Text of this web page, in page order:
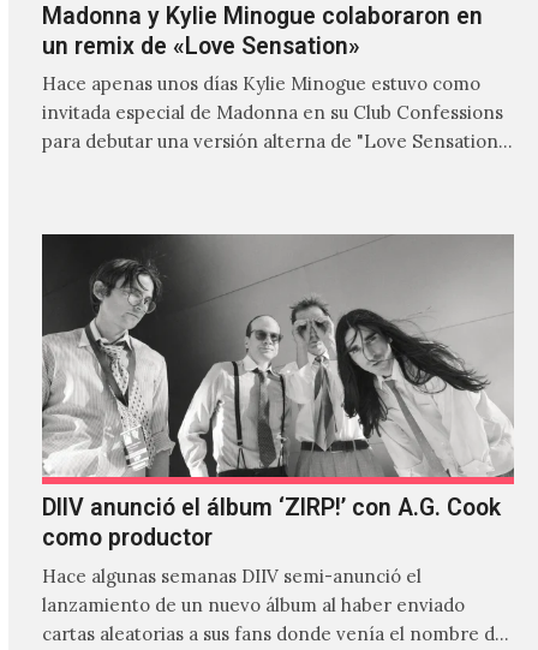
Madonna y Kylie Minogue colaboraron en
un remix de «Love Sensation»
Hace apenas unos días Kylie Minogue estuvo como
invitada especial de Madonna en su Club Confessions
para debutar una versión alterna de "Love Sensation",
DIIV anunció el álbum ‘ZIRP!’ con A.G. Cook
como productor
Hace algunas semanas DIIV semi-anunció el
lanzamiento de un nuevo álbum al haber enviado
cartas aleatorias a sus fans donde venía el nombre de